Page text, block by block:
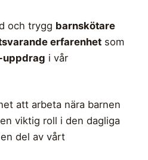
och trygg barnskötare
erfarenhet som
uppdrag i vår
att arbeta nära barnen
viktig roll i den dagliga
del av vårt